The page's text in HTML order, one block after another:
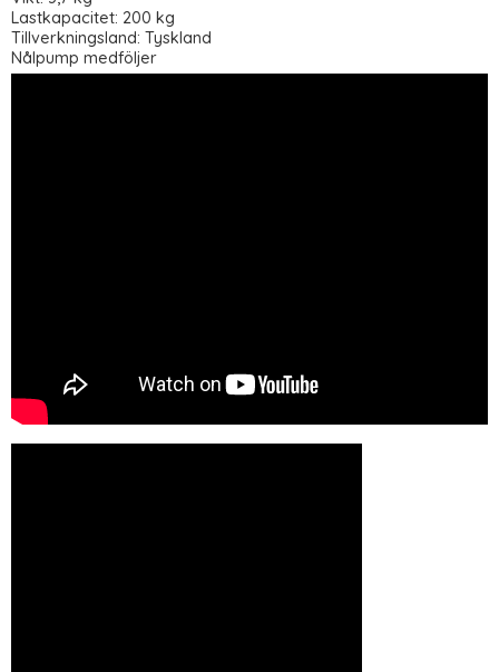
Lastkapacitet: 200 kg
Tillverkningsland: Tyskland
Nålpump medföljer